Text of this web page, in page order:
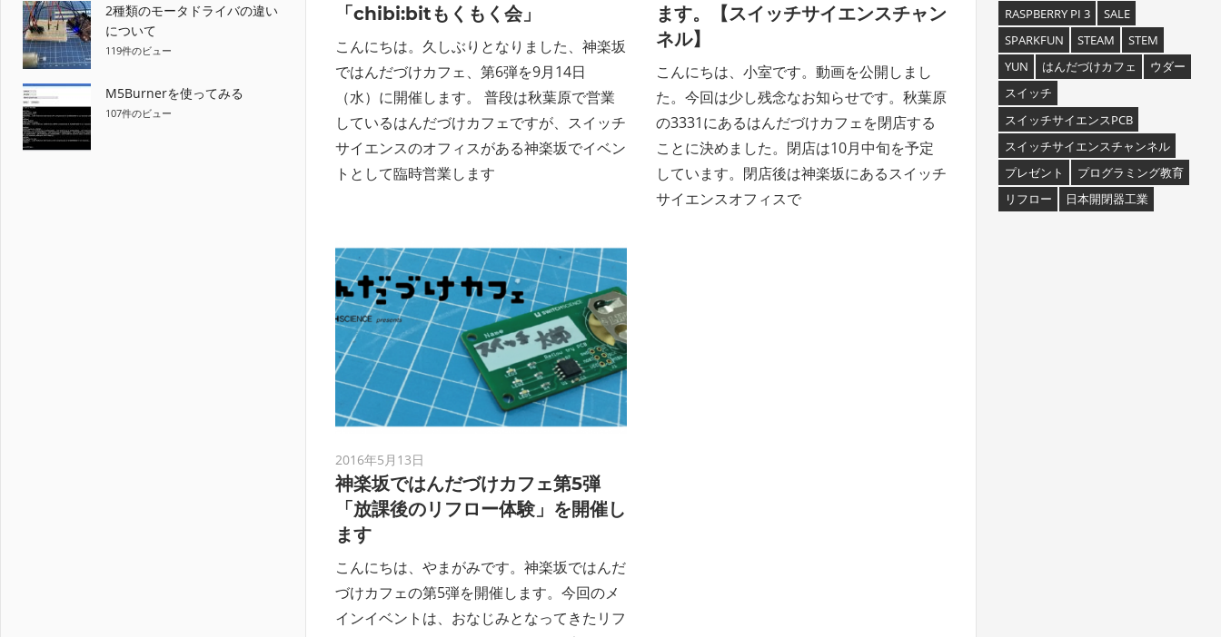
「chibi:bitもくもく会」
こんにちは。久しぶりとなりました、神楽坂
ではんだづけカフェ、第6弾を9月14日
（水）に開催します。 普段は秋葉原で営業
しているはんだづけカフェですが、スイッチ
サイエンスのオフィスがある神楽坂でイベン
トとして臨時営業します
ます。【スイッチサイエンスチャン
ネル】
こんにちは、小室です。動画を公開しまし
た。今回は少し残念なお知らせです。秋葉原
の3331にあるはんだづけカフェを閉店する
ことに決めました。閉店は10月中旬を予定
しています。閉店後は神楽坂にあるスイッチ
サイエンスオフィスで
2016年5月13日
神楽坂ではんだづけカフェ第5弾
「放課後のリフロー体験」を開催し
ます
こんにちは、やまがみです。神楽坂ではんだ
づけカフェの第5弾を開催します。今回のメ
インイベントは、おなじみとなってきたリフ
2種類のモータドライバの違い
について
119件のビュー
M5Burnerを使ってみる
107件のビュー
RASPBERRY PI 3
SALE
SPARKFUN
STEAM
STEM
YUN
はんだづけカフェ
ウダー
スイッチ
スイッチサイエンスPCB
スイッチサイエンスチャンネル
プレゼント
プログラミング教育
リフロー
日本開閉器工業